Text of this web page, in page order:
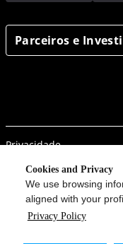
Cookies and Privacy
We use browsing
aligned with your
Privacy Policy
Parceiros e
Privacidade
Segurança da informação
Porto em um clique
Procon